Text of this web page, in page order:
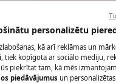
Rezervēt
Atrodi savu
personalizētu
kā arī reklāmas un
kopīgota ar sociālo mediju,
piekrītat tam, kā mēs
piedāvājumus un